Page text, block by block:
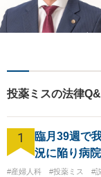
投薬ミスの法律
1
臨月39週で
況に陥り病
#産婦人科 #投薬ミス #